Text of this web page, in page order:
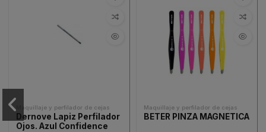
Maquillaje y perfilador de cejas
Dernove Lapiz Perfilador
Ojos. Azul Confidence
Maquillaje y perfilador de cejas
BETER PINZA MAGNETICA